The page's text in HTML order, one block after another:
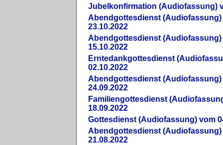
Jubelkonfirmation (Audiofassung)
Abendgottesdienst (Audiofassung)
23.10.2022
Abendgottesdienst (Audiofassung)
15.10.2022
Erntedankgottesdienst
02.10.2022
Abendgottesdienst (Audiofassung)
24.09.2022
Familiengottesdienst
18.09.2022
Gottesdienst (Audiofassung) vom
Abendgottesdienst (Audiofassung)
21.08.2022